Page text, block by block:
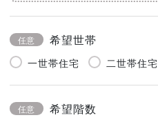
任意 希望世帯
一世帯住宅 二世帯住宅
任意 希望階数